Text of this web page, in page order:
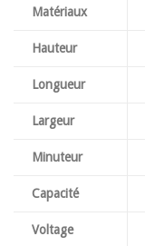
Matériaux
Hauteur
Longueur
Largeur
Minuteur
Capacité
Voltage